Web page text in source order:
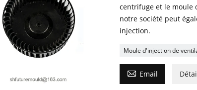
centrifuge et le moule
notre société peut
injection.
Moule d'injection de
 Email